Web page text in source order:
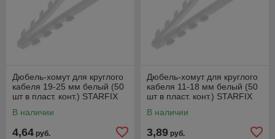
Дюбель-хомут для круглого
кабеля 19-25 мм белый (50
шт в пласт. конт.) STARFIX
В наличии
4,64 руб.
Дюбель-хомут для круглого
кабеля 11-18 мм белый (50
шт в пласт. конт.) STARFIX
В наличии
3,89 руб.